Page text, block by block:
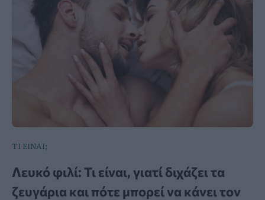
ΤΙ ΕΙΝΑΙ;
Λευκό φιλί: Τι είναι, γιατί διχάζει τα
ζευγάρια και πότε μπορεί να κάνει τον